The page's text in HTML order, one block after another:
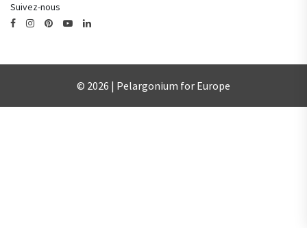
Suivez-nous
© 2026 | Pelargonium for Europe